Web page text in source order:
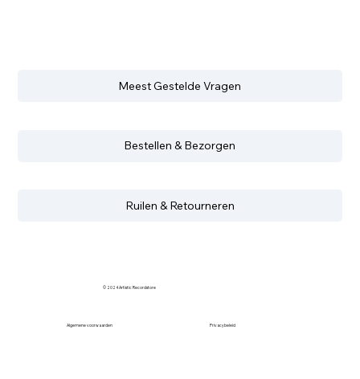
Meest Gestelde Vragen
Bestellen & Bezorgen
Ruilen & Retourneren
Algemene voorwaarden Privacybeleid
© 2024 Artistic Recordstore